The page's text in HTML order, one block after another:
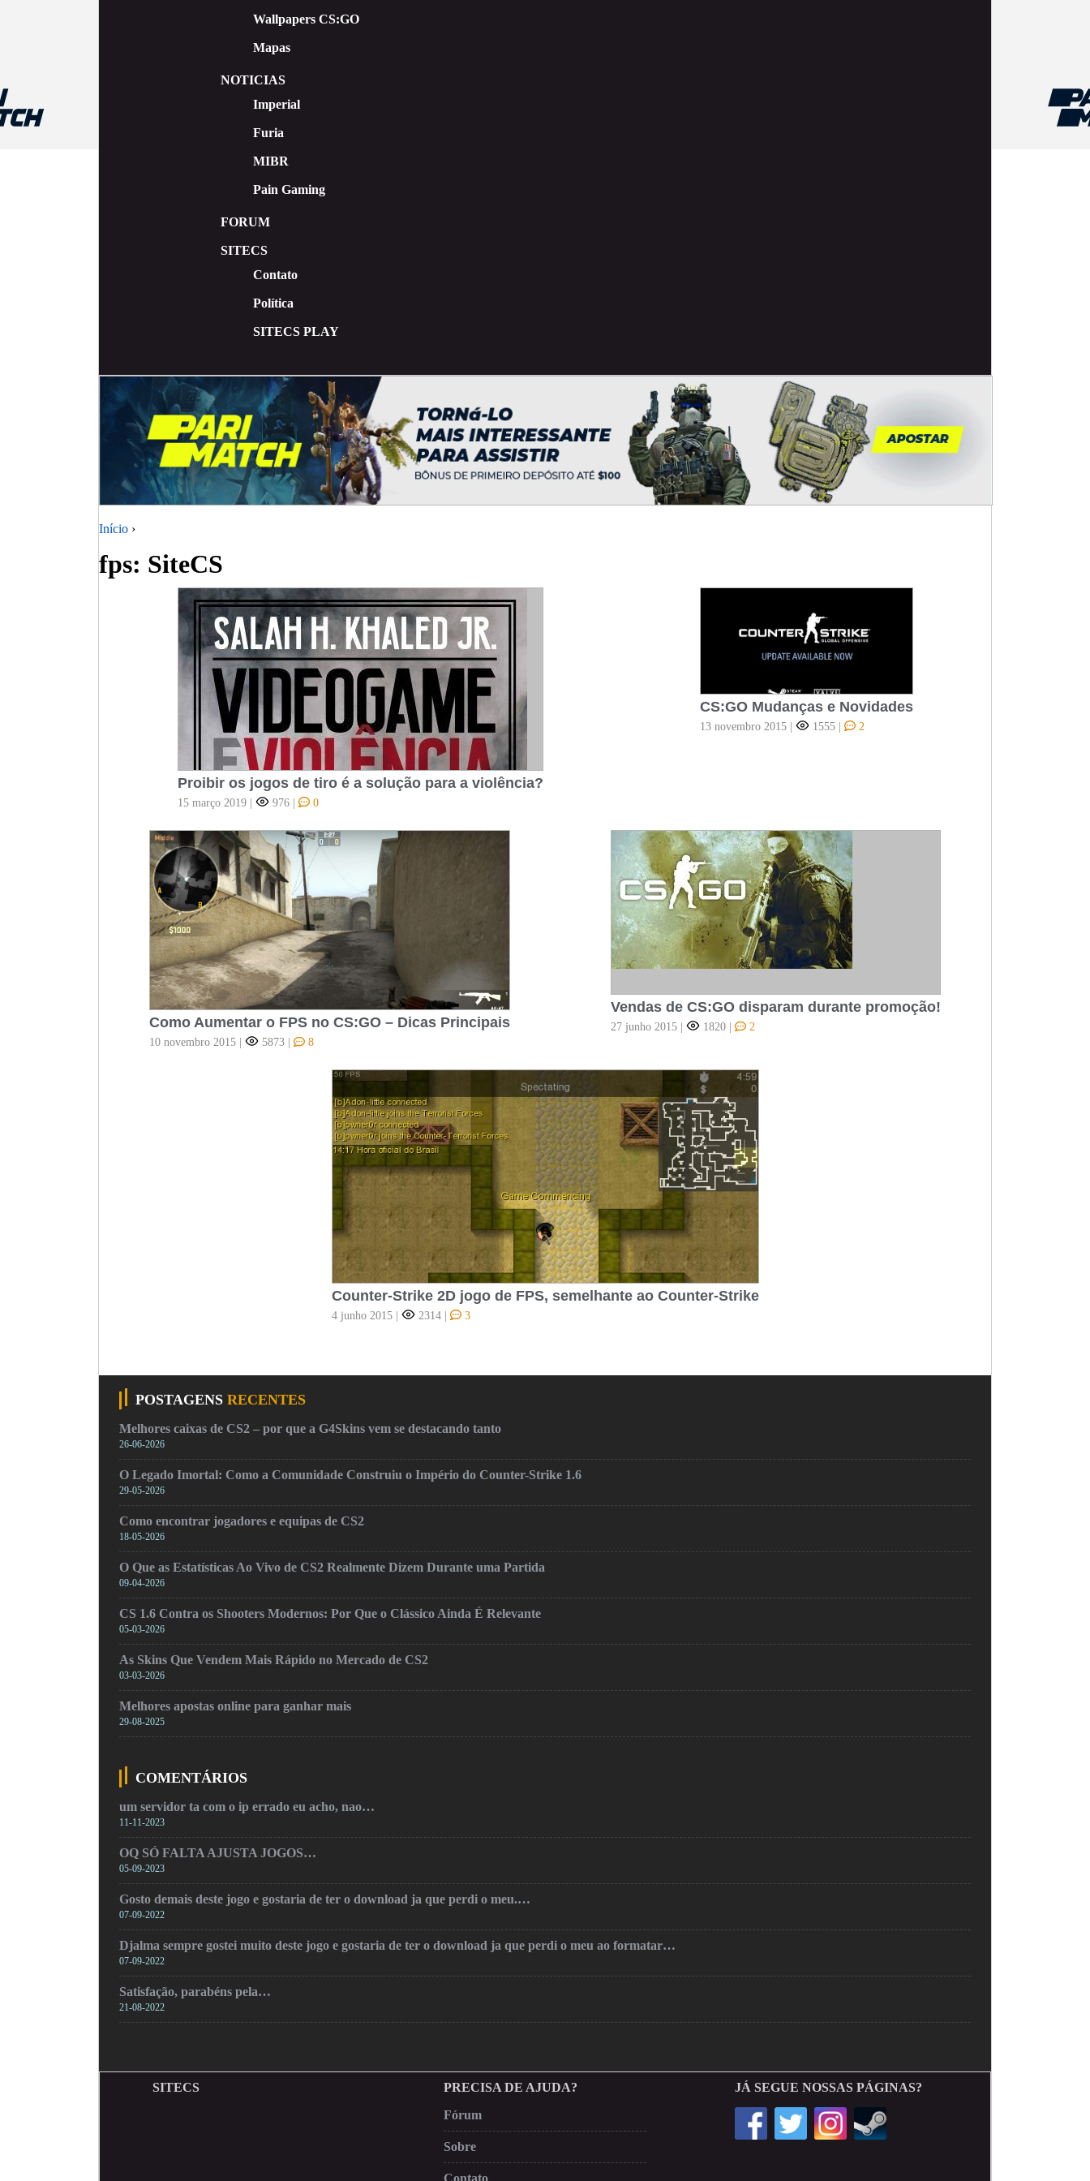
Wallpapers CS:GO
Mapas
NOTICIAS
Imperial
Furia
MIBR
Pain Gaming
FORUM
SITECS
Contato
Política
SITECS PLAY
Início ›
fps: SiteCS
Proibir os jogos de tiro é a solução para a violência?
15 março 2019| 976 | 0
CS:GO Mudanças e Novidades
13 novembro 2015| 1555 | 2
Como Aumentar o FPS no CS:GO – Dicas Principais
10 novembro 2015 | 5873 | 8
Vendas de CS:GO disparam durante promoção!
27 junho 2015 | 1820 | 2
Counter-Strike 2D jogo de FPS, semelhante ao Counter-Strike
4 junho 2015| 2314 | 3
POSTAGENS RECENTES
Melhores caixas de CS2 – por que a G4Skins vem se destacando tanto
26-06-2026
O Legado Imortal: Como a Comunidade Construiu o Império do Counter-Strike 1.6
29-05-2026
Como encontrar jogadores e equipas de CS2
18-05-2026
O Que as Estatísticas Ao Vivo de CS2 Realmente Dizem Durante uma Partida
09-04-2026
CS 1.6 Contra os Shooters Modernos: Por Que o Clássico Ainda É Relevante
05-03-2026
As Skins Que Vendem Mais Rápido no Mercado de CS2
03-03-2026
Melhores apostas online para ganhar mais
29-08-2025
COMENTÁRIOS
um servidor ta com o ip errado eu acho, nao…
11-11-2023
OQ SÓ FALTA AJUSTA JOGOS…
05-09-2023
Gosto demais deste jogo e gostaria de ter o download ja que perdi o meu.…
07-09-2022
Djalma sempre gostei muito deste jogo e gostaria de ter o download ja que perdi o meu ao formatar…
07-09-2022
Satisfação, parabéns pela…
21-08-2022
SITECS
PRECISA DE AJUDA?
Fórum
Sobre
Contato
JÁ SEGUE NOSSAS PÁGINAS?